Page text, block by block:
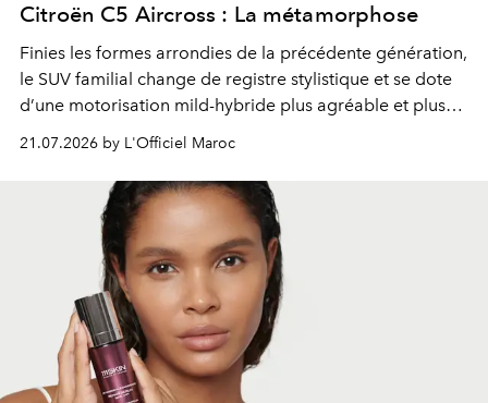
Citroën C5 Aircross : La métamorphose
Finies les formes arrondies de la précédente génération,
le SUV familial change de registre stylistique et se dote
d’une motorisation mild-hybride plus agréable et plus
économe. à n’en pas douter, le nouveau C5 Aircross a
gagné en maturité.
21.07.2026 by L'Officiel Maroc